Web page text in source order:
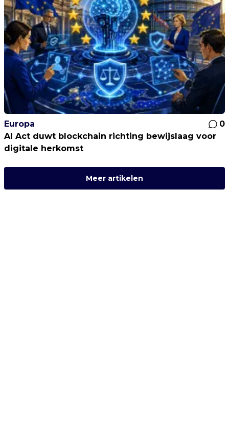
Europa
0
AI Act duwt blockchain richting bewijslaag voor
digitale herkomst
Meer artikelen